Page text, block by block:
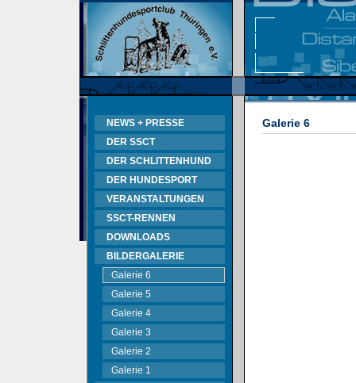
NEWS + PRESSE
DER SSCT
DER SCHLITTENHUND
DER HUNDESPORT
VERANSTALTUNGEN
SSCT-RENNEN
DOWNLOADS
BILDERGALERIE
Galerie 6
Galerie 5
Galerie 4
Galerie 3
Galerie 2
Galerie 1
Galerie 6